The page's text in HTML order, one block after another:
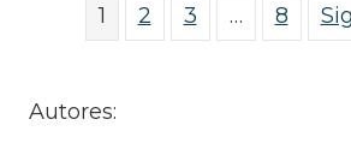
1 2 3 … 8
Autores: